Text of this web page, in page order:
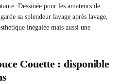
Dessinée pour les amateurs de
sa splendeur lavage après lavage,
inégalée mais aussi une
Couette : disponible